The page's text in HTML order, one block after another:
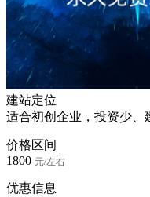
建站定位
适合初创企业，投资少、
价格区间
1800 元/左右
优惠信息